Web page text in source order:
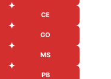
CE
GO
MS
PB